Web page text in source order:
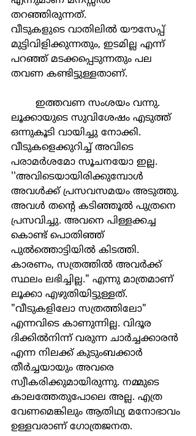
തറഞ്ഞിരുന്നത്.
വീടുകളുടെ വാതിലിൽ യൗസേപ്പ്
മുട്ടിവിളിക്കുന്നതും, ഇടമില്ല എന്ന്
പറഞ്ഞ് മടക്കപ്പെടുന്നതും പല
തവണ കണ്ടിട്ടുള്ളതാണ്.
ലൂക്കായുടെ സുവിശേഷം എടുത്ത്
ഒന്നുകൂടി വായിച്ചു നോക്കി.
വീടുകളെക്കുറിച്ച് അവിടെ
പരാമർശമോ സൂചനയോ ഇല്ല.
''അവിടെയായിരിക്കുമ്പോൾ
അവൾക്ക് പ്രസവസമയം അടുത്തു.
അവൾ തൻ്റെ കടിഞ്ഞൂൽ പുത്രനെ
പ്രസവിച്ചു. അവനെ പിള്ളക്കച്ച
കൊണ്ട് പൊതിഞ്ഞ്
പുൽത്തൊട്ടിയിൽ കിടത്തി.
കാരണം, സത്രത്തിൽ അവർക്ക്
സ്ഥലം ലഭിച്ചില്ല." എന്നു മാത്രമാണ്
ലൂക്കാ എഴുതിയിട്ടുള്ളത്.
"വീടുകളിലോ സത്രത്തിലോ"
എന്നവിടെ കാണുന്നില്ല. വിദൂര
ദിക്കിൽനിന്ന് വരുന്ന ചാർച്ചക്കാരൻ
എന്ന നിലക്ക് കുടുംബക്കാർ
തീർച്ചയായും അവരെ
സ്വീകരിക്കുമായിരുന്നു. നമ്മുടെ
കാലത്തേതുപോലെ അല്ല. എത്ര
വേണമെങ്കിലും ആതിഥ്യ മനോഭാവം
ഉള്ളവരാണ് ഗോത്രജനത.